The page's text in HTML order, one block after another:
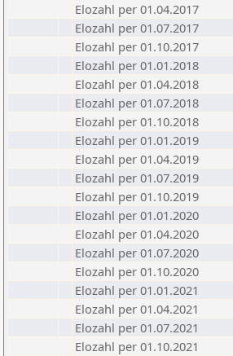
Elozahl per 01.04.2017
Elozahl per 01.07.2017
Elozahl per 01.10.2017
Elozahl per 01.01.2018
Elozahl per 01.04.2018
Elozahl per 01.07.2018
Elozahl per 01.10.2018
Elozahl per 01.01.2019
Elozahl per 01.04.2019
Elozahl per 01.07.2019
Elozahl per 01.10.2019
Elozahl per 01.01.2020
Elozahl per 01.04.2020
Elozahl per 01.07.2020
Elozahl per 01.10.2020
Elozahl per 01.01.2021
Elozahl per 01.04.2021
Elozahl per 01.07.2021
Elozahl per 01.10.2021